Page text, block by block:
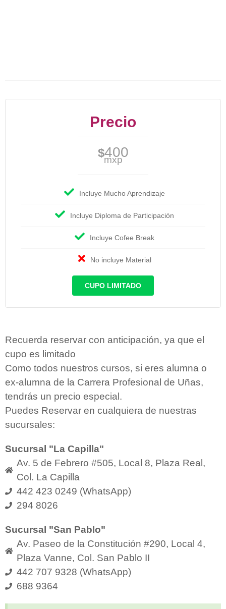
Precio
$400
mxp
Incluye Mucho Aprendizaje
Incluye Diploma de Participación
Incluye Cofee Break
No incluye Material
CUPO LIMITADO
Recuerda reservar con anticipación, ya que el
cupo es limitado
Como todos nuestros cursos, si eres alumna o
ex-alumna de la Carrera Profesional de Uñas,
tendrás un precio especial.
Puedes Reservar en cualquiera de nuestras
sucursales:
Sucursal "La Capilla"
Av. 5 de Febrero #505, Local 8, Plaza Real,
Col. La Capilla
442 423 0249 (WhatsApp)
294 8026
Sucursal "San Pablo"
Av. Paseo de la Constitución #290, Local 4,
Plaza Vanne, Col. San Pablo II
442 707 9328 (WhatsApp)
688 9364